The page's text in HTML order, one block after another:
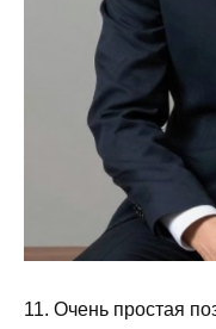
11. Очень простая